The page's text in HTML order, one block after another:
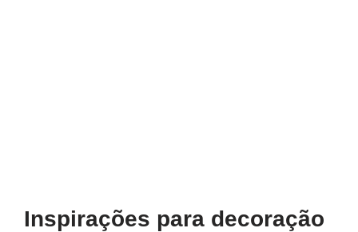
Inspirações para decoração